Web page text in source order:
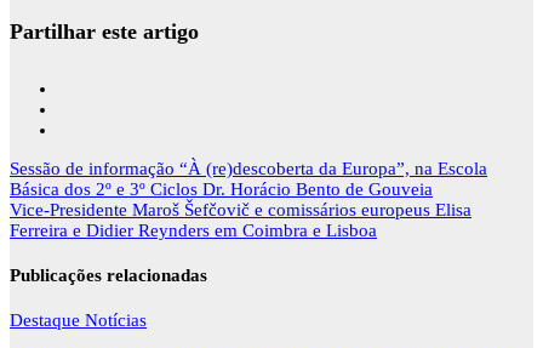
Partilhar este artigo
Navegação
de
artigos
Sessão de informação “À (re)descoberta da Europa”, na Escola
Básica dos 2º e 3º Ciclos Dr. Horácio Bento de Gouveia
Vice-Presidente Maroš Šefčovič e comissários europeus Elisa
Ferreira e Didier Reynders em Coimbra e Lisboa
Publicações relacionadas
Destaque Notícias